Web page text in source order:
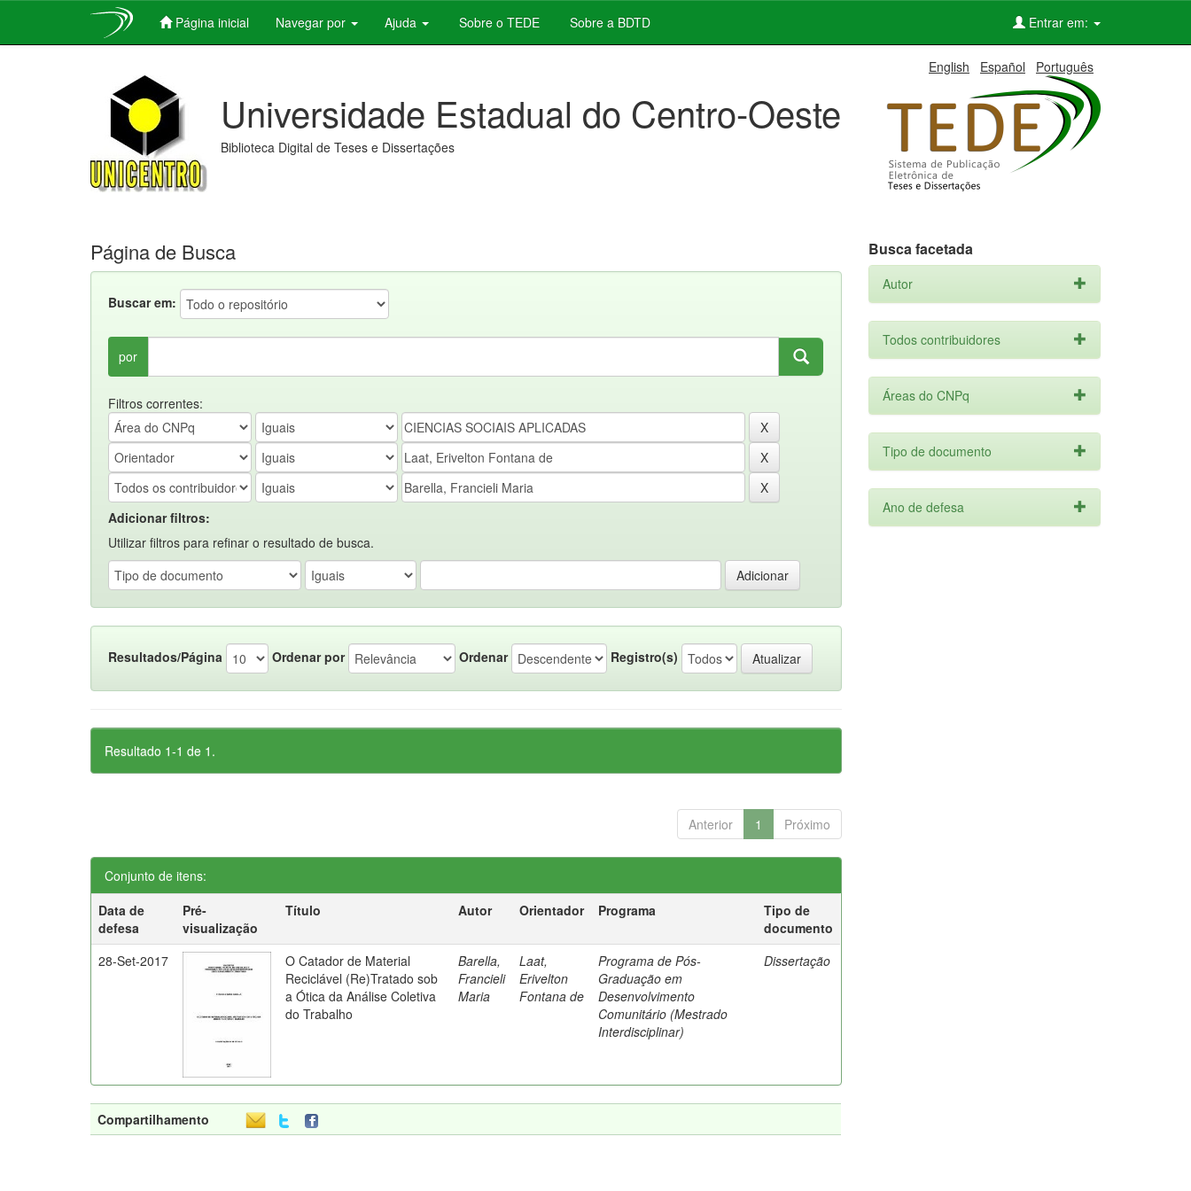
Página inicial Navegar por Ajuda Sobre o TEDE Sobre a BDTD Entrar em:
English Español Português
Universidade Estadual do Centro-Oeste
Biblioteca Digital de Teses e Dissertações
Página de Busca
Buscar em:
por
Filtros correntes:
Adicionar filtros:
Utilizar filtros para refinar o resultado de busca.
Resultados/Página Ordenar por Ordenar Registro(s)
Resultado 1-1 de 1.
Anterior 1 Próximo
Conjunto de itens:
Data de
defesa
Pré-
visualização
Título Autor Orientador Programa
Tipo de
documento
28-Set-2017
O Catador de Material
Reciclável (Re)Tratado sob
a Ótica da Análise Coletiva
do Trabalho
Barella,
Francieli
Maria
Laat,
Erivelton
Fontana de
Programa de Pós-
Graduação em
Desenvolvimento
Comunitário (Mestrado
Interdisciplinar)
Dissertação
Compartilhamento
Busca facetada
Autor
Todos contribuidores
Áreas do CNPq
Tipo de documento
Ano de defesa